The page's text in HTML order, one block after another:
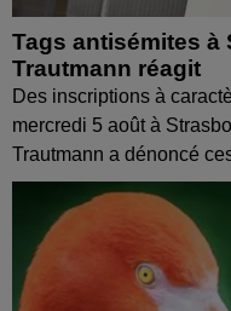
Tags antisémites à
Trautmann réagit
Des inscriptions à
mercredi 5 août à
Trautmann a dénoncé